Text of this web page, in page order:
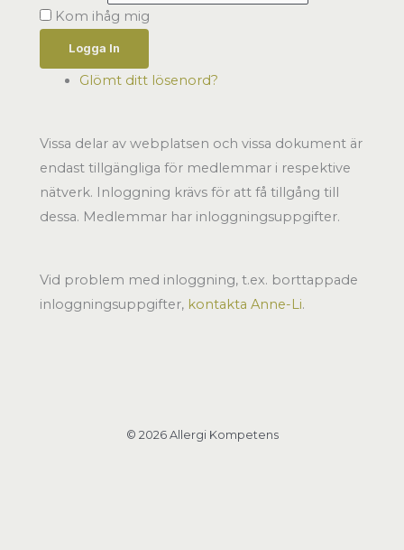
Kom ihåg mig
Logga In
Glömt ditt lösenord?
Vissa delar av webplatsen och vissa dokument är
endast tillgängliga för medlemmar i respektive
nätverk. Inloggning krävs för att få tillgång till
dessa. Medlemmar har inloggningsuppgifter.
Vid problem med inloggning, t.ex. borttappade
inloggningsuppgifter, kontakta Anne-Li.
© 2026 Allergi Kompetens